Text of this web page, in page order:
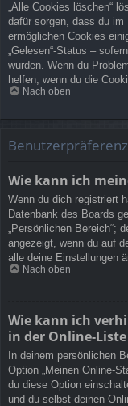
„Alle Cookies löschen“
dafür sorgen, dass du im
ermöglichen Cookies
„Gelesen“-Status –
wurden. Wenn du
helfen, wenn du die
Nach oben
Wie kann ich
Wenn du dich registriert
Datenbank des Boards
„Persönlichen Bereich“;
angezeigt, wenn du auf
alle deine Einstellungen
Nach oben
Wie kann ich
in der Online-
In deinem persönlichen
Option „Meinen Online-
du diese Option
und du selbst deinen